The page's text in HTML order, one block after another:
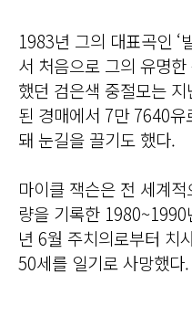
1983년 그의 대표곡인
서 처음으로 그의 유명
했던 검은색 중절모는
된 경매에서 7만 7640
돼 눈길을 끌기도 했다.
마이클 잭슨은 전 세계
량을 기록한
년 6월 주치의로부터 치
50세를 일기로 사망했다.